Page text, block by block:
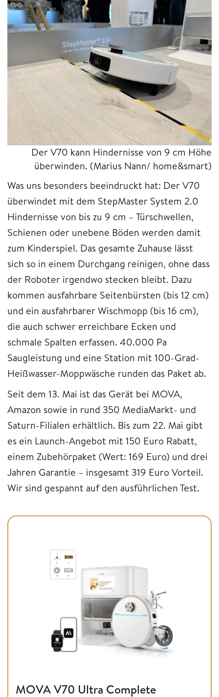
Der V70 kann Hindernisse von 9 cm Höhe
überwinden. (Marius Nann/ home&smart)
Was uns besonders beeindruckt hat: Der V70
überwindet mit dem StepMaster System 2.0
Hindernisse von bis zu 9 cm – Türschwellen,
Schienen oder unebene Böden werden damit
zum Kinderspiel. Das gesamte Zuhause lässt
sich so in einem Durchgang reinigen, ohne dass
der Roboter irgendwo stecken bleibt. Dazu
kommen ausfahrbare Seitenbürsten (bis 12 cm)
und ein ausfahrbarer Wischmopp (bis 16 cm),
die auch schwer erreichbare Ecken und
schmale Spalten erfassen. 40.000 Pa
Saugleistung und eine Station mit 100-Grad-
Heißwasser-Moppwäsche runden das Paket ab.
Seit dem 13. Mai ist das Gerät bei MOVA,
Amazon sowie in rund 350 MediaMarkt- und
Saturn-Filialen erhältlich. Bis zum 22. Mai gibt
es ein Launch-Angebot mit 150 Euro Rabatt,
einem Zubehörpaket (Wert: 169 Euro) und drei
Jahren Garantie – insgesamt 319 Euro Vorteil.
Wir sind gespannt auf den ausführlichen Test.
MOVA V70 Ultra Complete